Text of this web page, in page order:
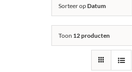
Sorteer opDatum
Toon 12 producten